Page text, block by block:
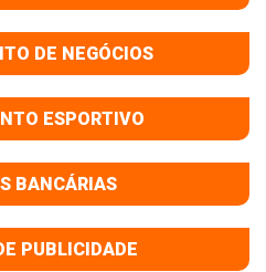
DE NEGÓCIOS
ESPORTIVO
BANCÁRIAS
PUBLICIDADE